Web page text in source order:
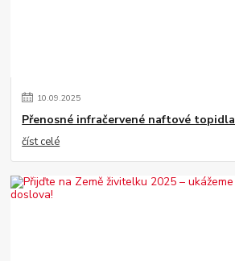
10.09.2025
Přenosné infračervené naftové topidla
číst celé